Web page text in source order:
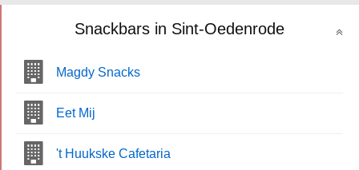
Snackbars in Sint-Oedenrode
Magdy Snacks
Eet Mij
't Huukske Cafetaria